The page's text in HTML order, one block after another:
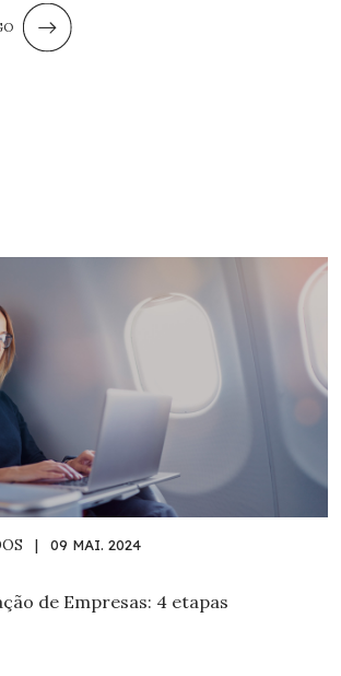
| 09 MAI. 2024
de Empresas: 4 etapas